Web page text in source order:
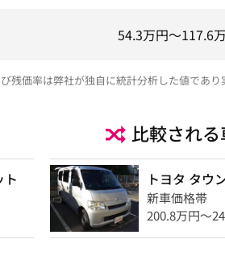
54.3万円～117.6
残価率は弊社が独自に統計分析した値であり
比較され
ト トヨタ タウ
新車価格帯
200.8万円〜